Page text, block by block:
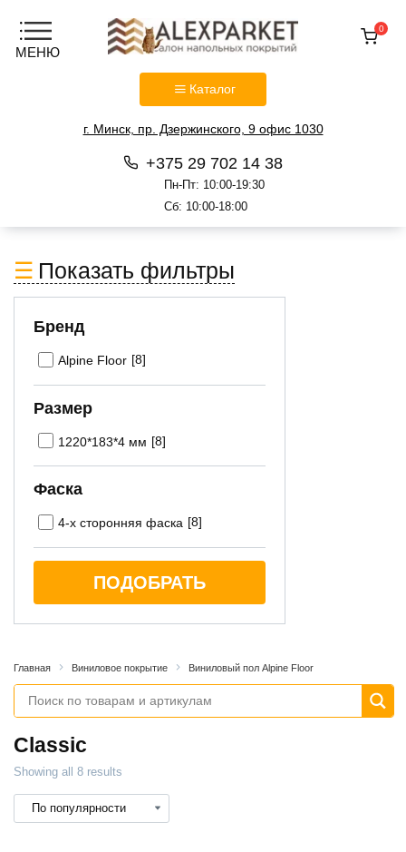
содержанию
Каталог
г. Минск, пр. Дзержинского, 9 офис 1030
+375 29 702 14 38
Пн-Пт: 10:00-19:30
Сб: 10:00-18:00
0
Главная Виниловое покрытие Виниловый пол Alpine Floor
Classic
Showing all 8 results
Показать фильтры
Бренд
Alpine Floor [8]
Размер
1220*183*4 мм [8]
Фаска
4-х сторонняя фаска [8]
ПОДОБРАТЬ